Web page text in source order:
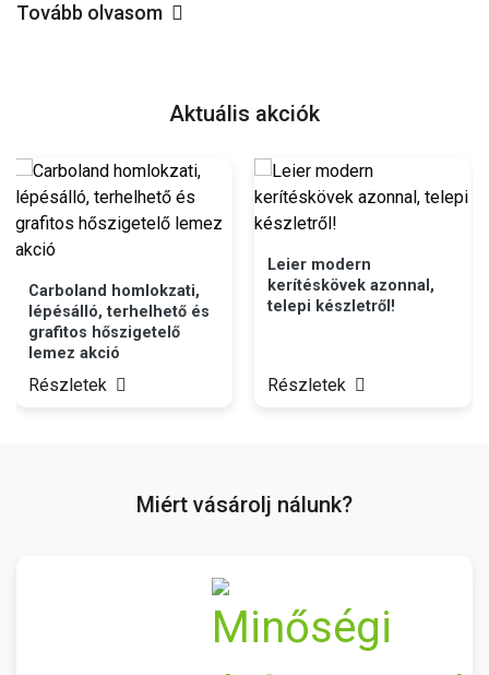
Tovább olvasom
Aktuális akciók
Carboland homlokzati,
lépésálló, terhelhető és
grafitos hőszigetelő
lemez akció
Részletek
Leier modern
kerítéskövek azonnal,
telepi készletről!
Részletek
Miért vásárolj nálunk?